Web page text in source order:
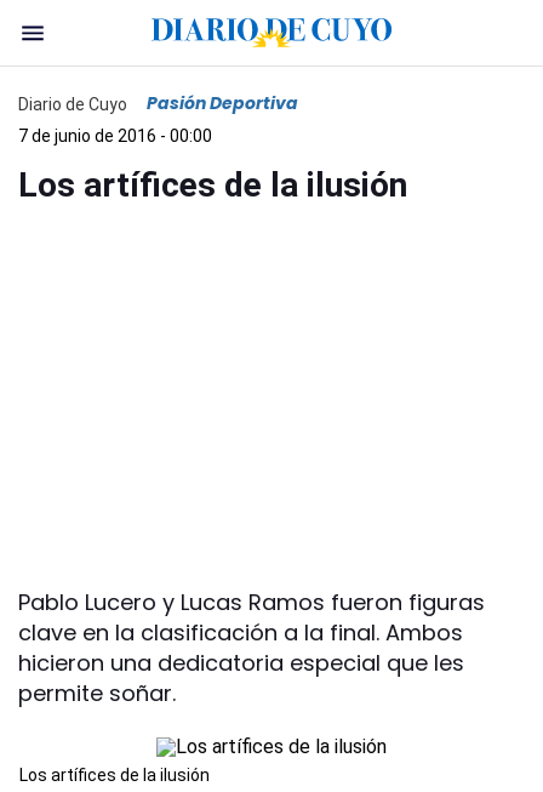
Diario de Cuyo Pasión Deportiva
7 de junio de 2016 - 00:00
Los artífices de la ilusión
Pablo Lucero y Lucas Ramos fueron figuras
clave en la clasificación a la final. Ambos
hicieron una dedicatoria especial que les
permite soñar.
Los artífices de la ilusión